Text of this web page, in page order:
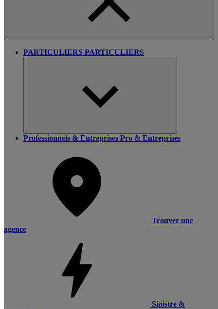
PARTICULIERS PARTICULIERS
Professionnels & Entreprises Pro & Entreprises
Trouver une
agence
Sinistre &